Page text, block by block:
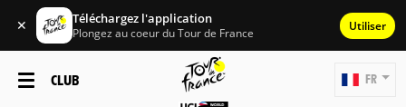
✕ Téléchargez l'application
Plongez au coeur du Tour de France Utiliser
CLUB FR